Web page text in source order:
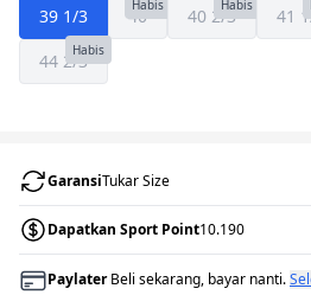
39 1/3
40
Habis 40 2/3Habis 41
44 2/3Habis
GaransiTukar Size
Dapatkan Sport Point10.190
PaylaterBeli sekarang, bayar nanti.